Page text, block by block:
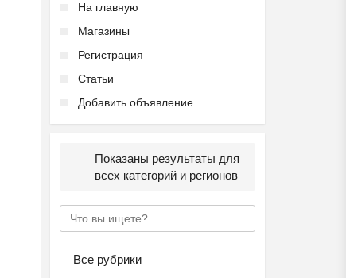
На главную
Магазины
Регистрация
Статьи
Добавить объявление
Показаны результаты для
всех категорий и регионов
Все рубрики